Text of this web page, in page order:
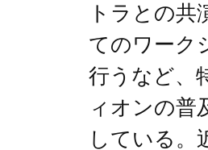
トラとの共
てのワーク
行うなど、
ィオンの普
している。